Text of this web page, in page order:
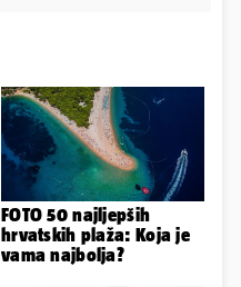
FOTO 50 najljepših
hrvatskih plaža: Koja je
vama najbolja?